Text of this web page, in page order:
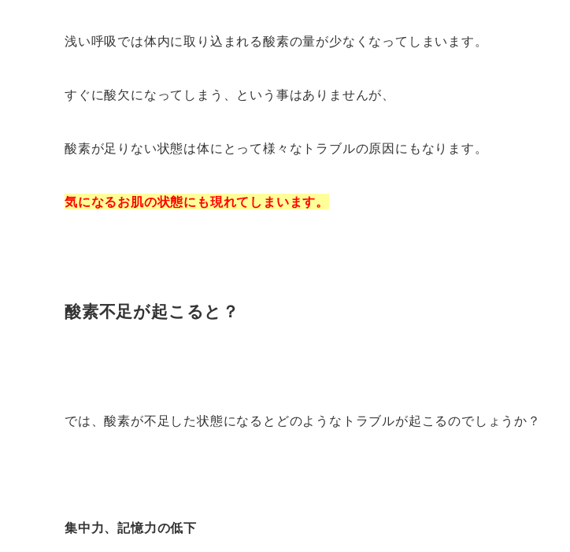
浅い呼吸では体内に取り込まれる酸素の量が少なくなってしまいます。
すぐに酸欠になってしまう、という事はありませんが、
酸素が足りない状態は体にとって様々なトラブルの原因にもなります。
気になるお肌の状態にも現れてしまいます。
酸素不足が起こると？
では、酸素が不足した状態になるとどのようなトラブルが起こるのでしょうか？
集中力、記憶力の低下